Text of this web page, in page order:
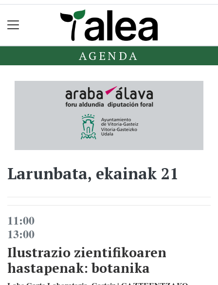
AGENDA
Larunbata, ekainak 21
11:00
13:00
Ilustrazio zientifikoaren
hastapenak: botanika